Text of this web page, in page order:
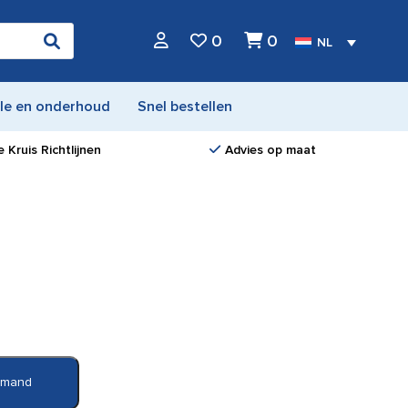
0 0 NL
en onderhoud Snel bestellen
Kruis Richtlijnen Advies op maat